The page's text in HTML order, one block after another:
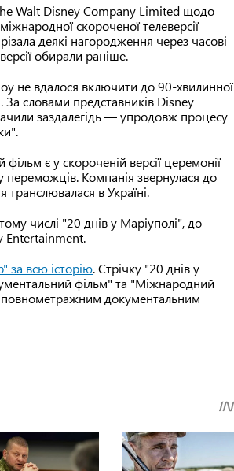
Walt Disney Company Limited щодо
скороченої телеверсії
деякі нагородження через часові
обирали раніше.
не вдалося включити до 90-хвилинної
За словами представників Disney
заздалегідь — упродовж процесу
є у скороченій версії церемонії
переможців. Компанія звернулася до
транслювалася в Україні.
числі "20 днів у Маріуполі", до
Entertainment.
за всю історію. Стрічку "20 днів у
фільм" та "Міжнародний
повнометражним документальним